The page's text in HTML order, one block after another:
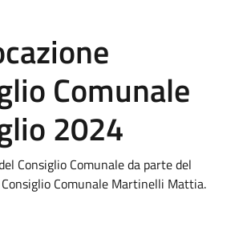
Comunale
2024
Consiglio Comunale da parte del
Comunale Martinelli Mattia.